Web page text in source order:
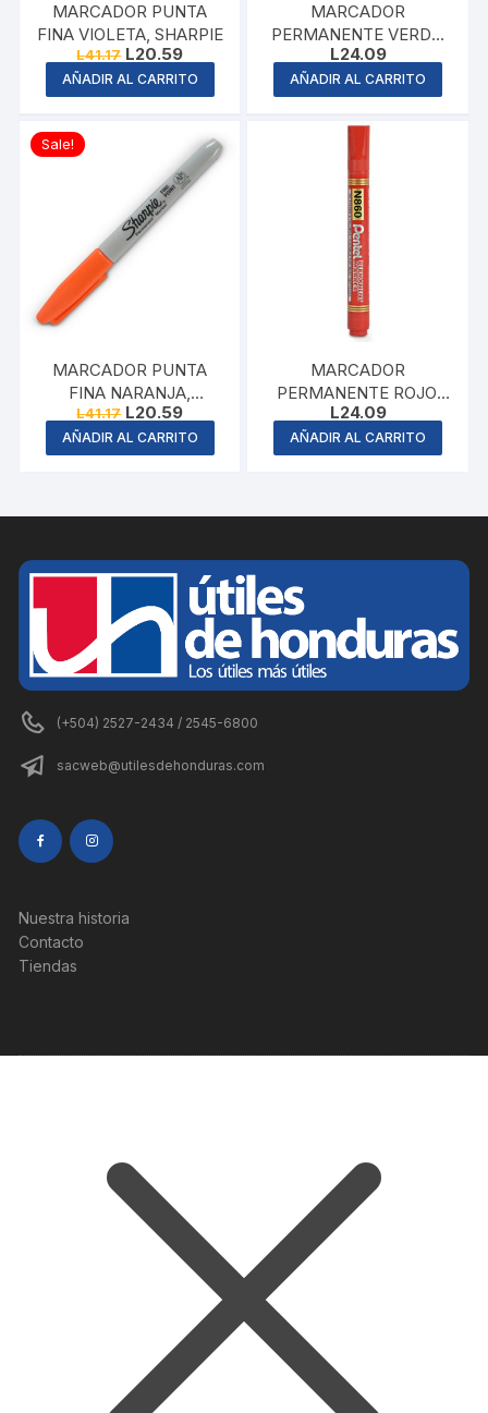
MARCADOR PUNTA
FINA VIOLETA, SHARPIE
L41.17 Original
price
was:
L41.17.
L20.59Current
price
is:
L20.59.
AÑADIR AL CARRITO
MARCADOR
PERMANENTE VERDE,
PENTEL
L24.09
AÑADIR AL CARRITO
Sale!
MARCADOR PUNTA
FINA NARANJA,
SHARPIE
L41.17 Original
price
was:
L41.17.
L20.59Current
price
is:
L20.59.
AÑADIR AL CARRITO
MARCADOR
PERMANENTE ROJO,
PENTEL
L24.09
AÑADIR AL CARRITO
(+504) 2527-2434 / 2545-6800
sacweb@utilesdehonduras.com
Nuestra historia
Contacto
Tiendas